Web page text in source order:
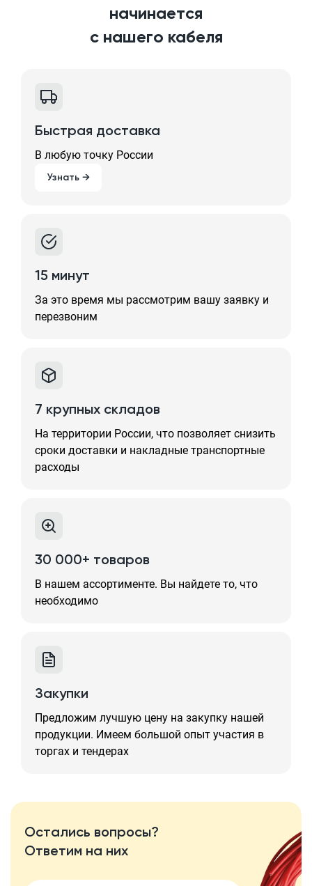
начинается
с нашего кабеля
Быстрая доставка
В любую точку России
Узнать →
15 минут
За это время мы рассмотрим вашу заявку и
перезвоним
7 крупных складов
На территории России, что позволяет снизить
сроки доставки и накладные транспортные
расходы
30 000+ товаров
В нашем ассортименте. Вы найдете то, что
необходимо
Закупки
Предложим лучшую цену на закупку нашей
продукции. Имеем большой опыт участия в
торгах и тендерах
Остались вопросы?
Ответим на них